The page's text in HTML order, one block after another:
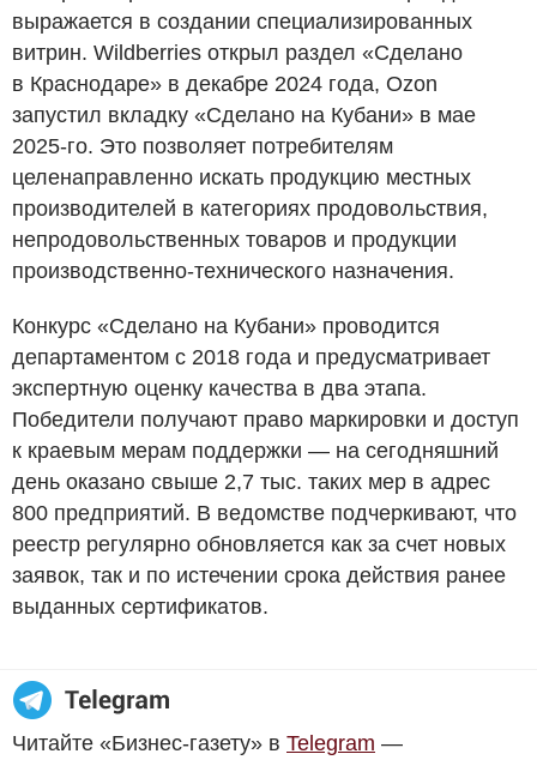
выражается в создании специализированных
витрин. Wildberries открыл раздел «Сделано
в Краснодаре» в декабре 2024 года, Ozon
запустил вкладку «Сделано на Кубани» в мае
2025-го. Это позволяет потребителям
целенаправленно искать продукцию местных
производителей в категориях продовольствия,
непродовольственных товаров и продукции
производственно-технического назначения.
Конкурс «Сделано на Кубани» проводится
департаментом с 2018 года и предусматривает
экспертную оценку качества в два этапа.
Победители получают право маркировки и доступ
к краевым мерам поддержки — на сегодняшний
день оказано свыше 2,7 тыс. таких мер в адрес
800 предприятий. В ведомстве подчеркивают, что
реестр регулярно обновляется как за счет новых
заявок, так и по истечении срока действия ранее
выданных сертификатов.
Читайте «Бизнес-газету» в Telegram —